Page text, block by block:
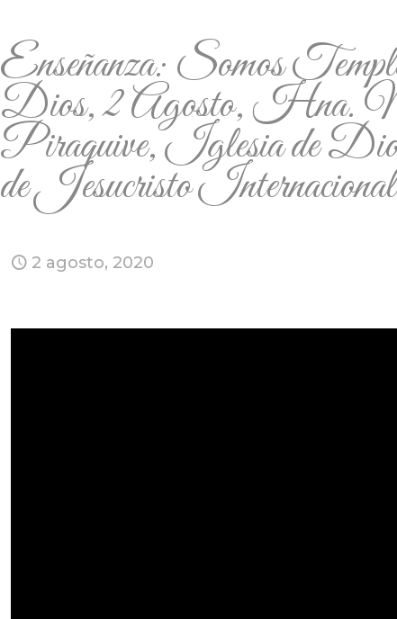
Enseñanza: Somos
Dios, 2 Agosto, Hna.
Piraquive, Iglesia de
de Jesucristo
2 agosto, 2020